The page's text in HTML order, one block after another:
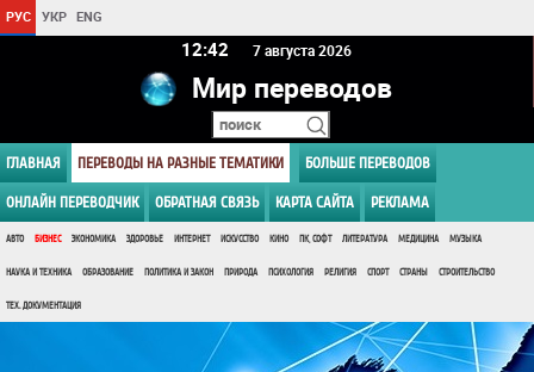
РУС УКР ENG
12 42 7 августа 2026
Мир переводов
ГЛАВНАЯ ПЕРЕВОДЫ НА РАЗНЫЕ ТЕМАТИКИ БОЛЬШЕ ПЕРЕВОДОВ
ОНЛАЙН ПЕРЕВОДЧИК ОБРАТНАЯ СВЯЗЬ КАРТА САЙТА РЕКЛАМА
АВТО БИЗНЕС ЭКОНОМИКА ЗДОРОВЬЕ ИНТЕРНЕТ ИСКУССТВО КИНО ПК, СОФТ ЛИТЕРАТУРА МЕДИЦИНА МУЗЫКА
НАУКА И ТЕХНИКА ОБРАЗОВАНИЕ ПОЛИТИКА И ЗАКОН ПРИРОДА ПСИХОЛОГИЯ РЕЛИГИЯ СПОРТ СТРАНЫ СТРОИТЕЛЬСТВО
ТЕХ. ДОКУМЕНТАЦИЯ